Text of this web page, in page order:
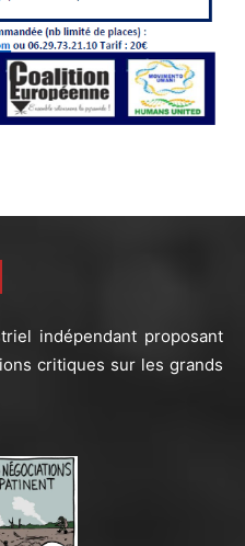
indépendant proposant
critiques sur les grands